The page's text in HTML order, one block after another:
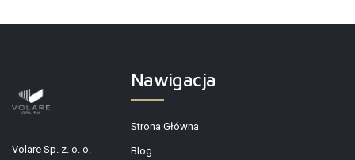
Volare Sp. z. o. o.
Nawigacja
Strona Główna
Blog